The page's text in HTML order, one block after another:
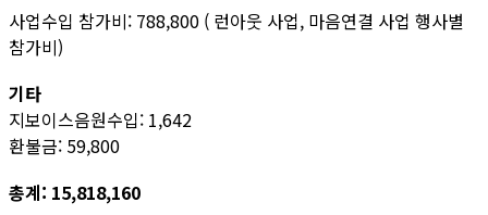
사업수입 참가비: 788,800 ( 런아웃 사업, 마음연결 사업 행사별
참가비)
기타
지보이스음원수입: 1,642
환불금: 59,800
총계: 15,818,160